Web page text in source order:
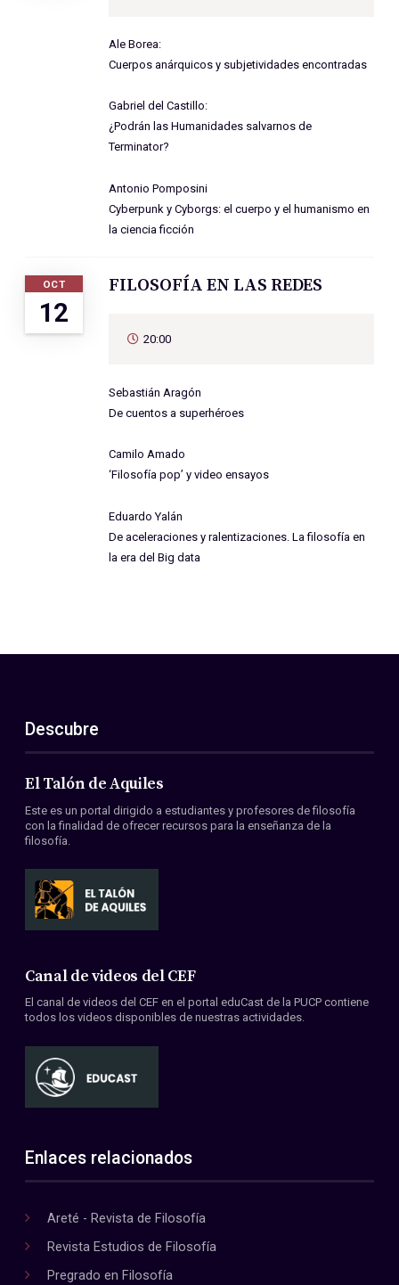
Ale Borea:
Cuerpos anárquicos y subjetividades encontradas
Gabriel del Castillo:
¿Podrán las Humanidades salvarnos de
Terminator?
Antonio Pomposini
Cyberpunk y Cyborgs: el cuerpo y el humanismo en
la ciencia ficción
OCT
12
FILOSOFÍA EN LAS REDES
20:00
Sebastián Aragón
De cuentos a superhéroes
Camilo Amado
‘Filosofía pop’ y video ensayos
Eduardo Yalán
De aceleraciones y ralentizaciones. La filosofía en
la era del Big data
Descubre
El Talón de Aquiles
Este es un portal dirigido a estudiantes y profesores de filosofía
con la finalidad de ofrecer recursos para la enseñanza de la
filosofía.
Canal de videos del CEF
El canal de videos del CEF en el portal eduCast de la PUCP contiene
todos los videos disponibles de nuestras actividades.
Enlaces relacionados
Areté - Revista de Filosofía
Revista Estudios de Filosofía
Pregrado en Filosofía